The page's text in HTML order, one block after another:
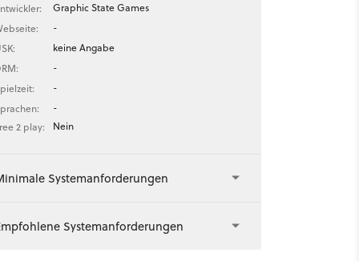
Graphic State Games
-
keine Angabe
-
-
-
2 play:
Nein
Systemanforderungen
Systemanforderungen